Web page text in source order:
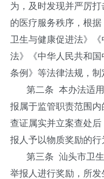
为，及时发现并严厉
的医疗服务秩序，根
卫生与健康促进法》
法》《中华人民共和
条例》等法律法规，制
第二条 本办法适
报属于监管职责范围
查证属实并立案查处
报人予以物质奖励的行
第三条 汕头市卫
举报人进行奖励，所